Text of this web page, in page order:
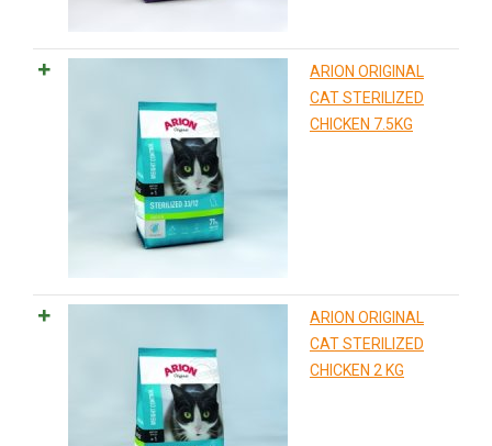
ARION ORIGINAL
CAT STERILIZED
CHICKEN 7.5KG
ARION ORIGINAL
CAT STERILIZED
CHICKEN 2 KG